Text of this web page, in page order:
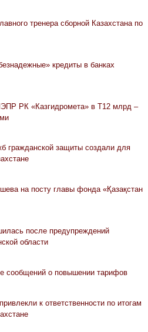
тренера сборной Казахстана по
кредиты в банках
РК «Казгидромета» в Т12 млрд –
гражданской защиты создали для
на посту главы фонда «Қазақстан
после предупреждений
области
сообщений о повышении тарифов
к ответственности по итогам